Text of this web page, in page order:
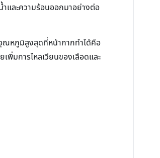
และความร้อนออกมาอย่างต่อ
ณหภูมิสูงสุดที่หน้ากากทำได้คือ
มการไหลเวียนของเลือดและ